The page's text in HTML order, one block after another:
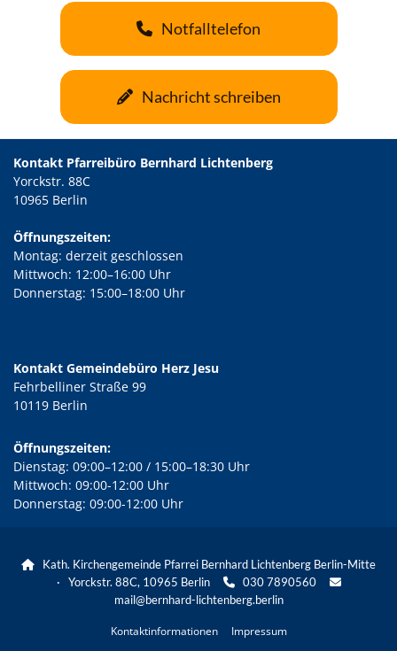
Notfalltelefon
Nachricht schreiben
Kontakt Pfarreibüro Bernhard Lichtenberg
Yorckstr. 88C
10965 Berlin
Öffnungszeiten:
Montag: derzeit geschlossen
Mittwoch: 12:00–16:00 Uhr
Donnerstag: 15:00–18:00 Uhr
Kontakt Gemeindebüro Herz Jesu
Fehrbelliner Straße 99
10119 Berlin
Öffnungszeiten:
Dienstag: 09:00–12:00 / 15:00–18:30 Uhr
Mittwoch: 09:00-12:00 Uhr
Donnerstag: 09:00-12:00 Uhr

Kath. Kirchengemeinde Pfarrei Bernhard Lichtenberg Berlin-Mitte
· Yorckstr. 88C, 10965 Berlin
030 7890560 
mail@bernhard-lichtenberg.berlin
Kontaktinformationen Impressum